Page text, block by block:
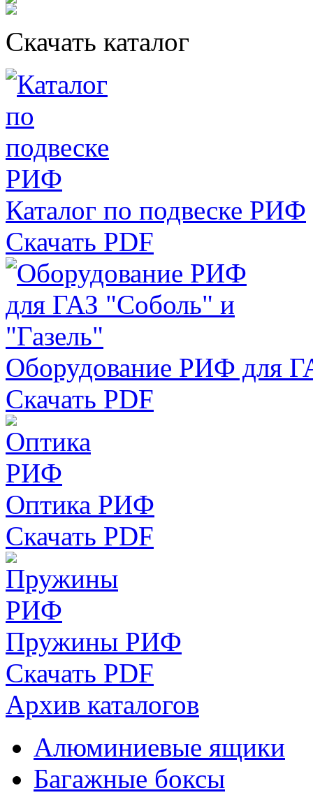
Скачать каталог
Каталог по подвеске РИФ
Скачать PDF
Оборудование РИФ для
Скачать PDF
Оптика РИФ
Скачать PDF
Пружины РИФ
Скачать PDF
Архив каталогов
Алюминиевые ящики
Багажные боксы